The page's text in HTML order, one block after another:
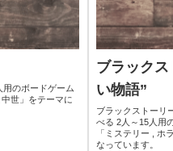
用のボードゲーム
世」をテーマに
ブラック
い物語”
ブラックストーリ
べる 2人～15人用
「ミステリー , ホ
なっています。